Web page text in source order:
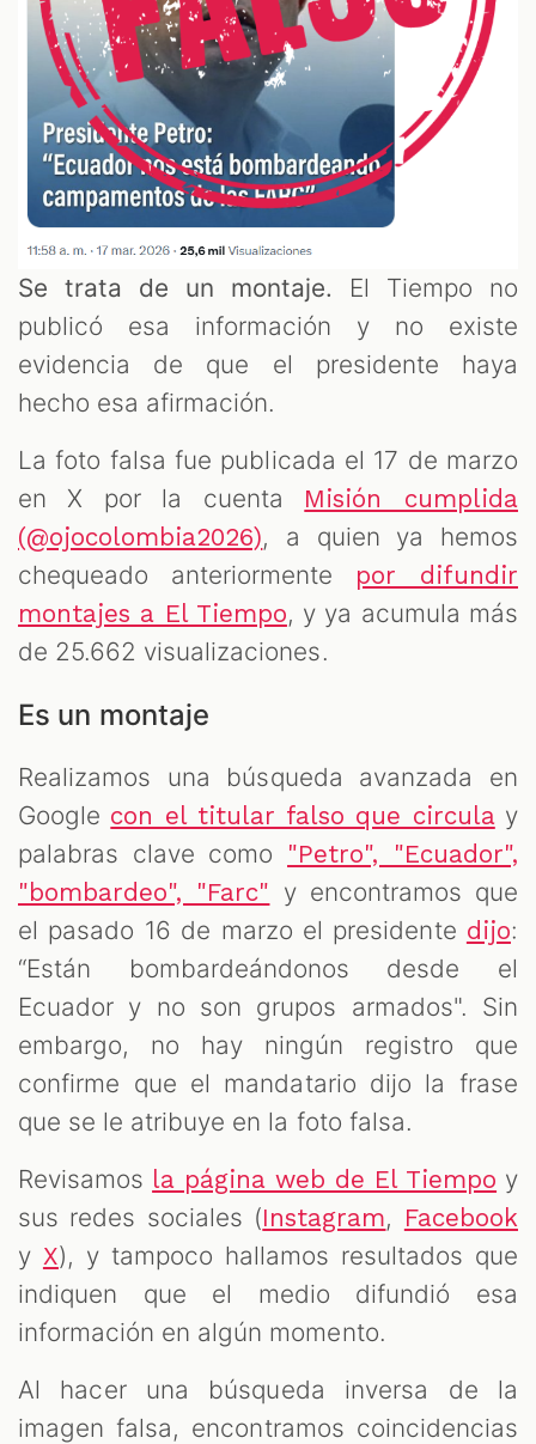
Se trata de un montaje. El Tiempo no
publicó esa información y no existe
evidencia de que el presidente haya
hecho esa afirmación.
La foto falsa fue publicada el 17 de marzo
en X por la cuenta Misión cumplida
(@ojocolombia2026), a quien ya hemos
chequeado anteriormente
por difundir
montajes a El Tiempo, y ya acumula más
de 25.662 visualizaciones.
Es un montaje
Realizamos una búsqueda avanzada en
Google con el titular falso que circulay
palabras clave como
"Petro", "Ecuador",
"bombardeo", "Farc" y encontramos que
el pasado 16 de marzo el presidente dijo:
“Están bombardeándonos desde el
Ecuador y no son grupos armados". Sin
embargo, no hay ningún registro que
confirme que el mandatario dijo la frase
que se le atribuye en la foto falsa.
Revisamos la página web de El Tiempo y
sus redes sociales (Instagram, Facebook
y X), y tampoco hallamos resultados que
indiquen que el medio difundió esa
información en algún momento.
Al hacer una búsqueda inversa de la
imagen falsa, encontramos coincidencias